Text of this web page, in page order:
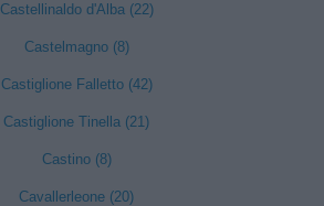
Castellinaldo d'Alba (22)
Castelmagno (8)
Castiglione Falletto (42)
Castiglione Tinella (21)
Castino (8)
Cavallerleone (20)